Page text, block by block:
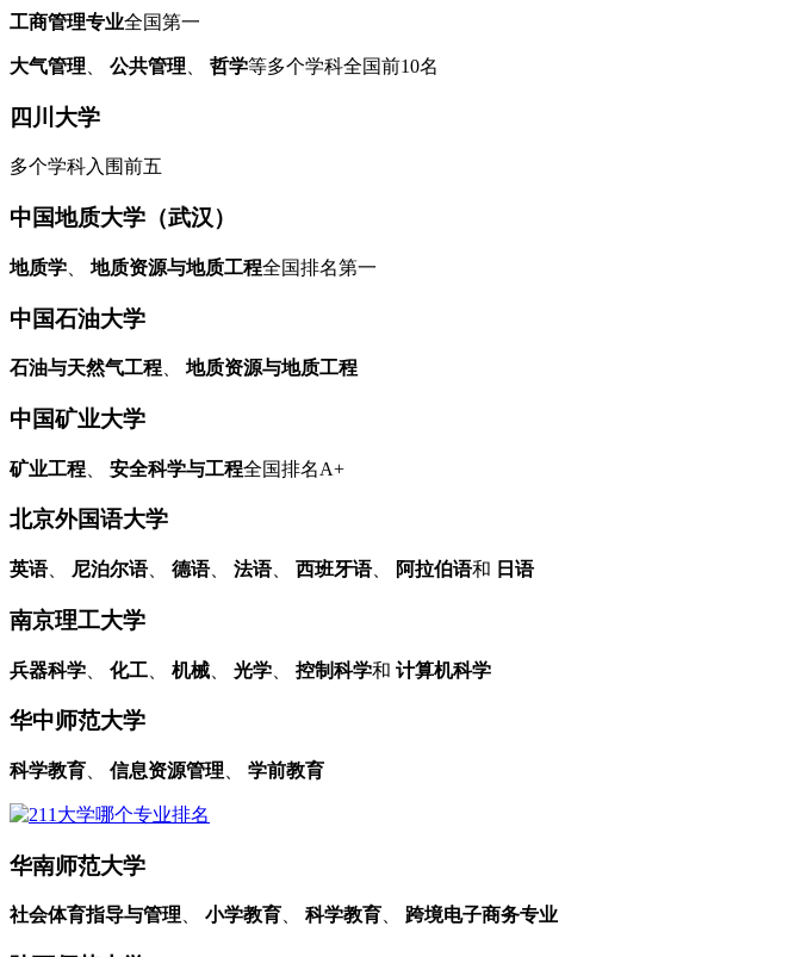
工商管理专业全国第一
大气管理 公共管理 哲学等多个学科全国前10名
四川大学
多个学科入围前五
中国地质大学（武汉）
地质学 地质资源与地质工程全国排名第一
中国石油大学
石油与天然气工程 地质资源与地质工程
中国矿业大学
矿业工程 安全科学与工程全国排名A+
北京外国语大学
英语、 尼泊尔语、 德语、 法语、 西班牙语、 阿拉伯语和 日语
南京理工大学
兵器科学 化工 机械 光学 控制科学和 计算机科学
华中师范大学
科学教育 信息资源管理 学前教育
华南师范大学
社会体育指导与管理、 小学教育、 科学教育、 跨境电子商务专业